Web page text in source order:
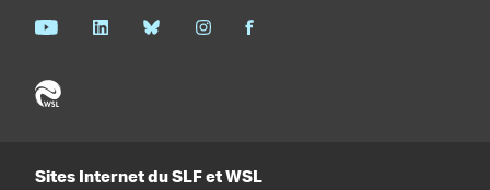
Sites Internet du SLF et WSL